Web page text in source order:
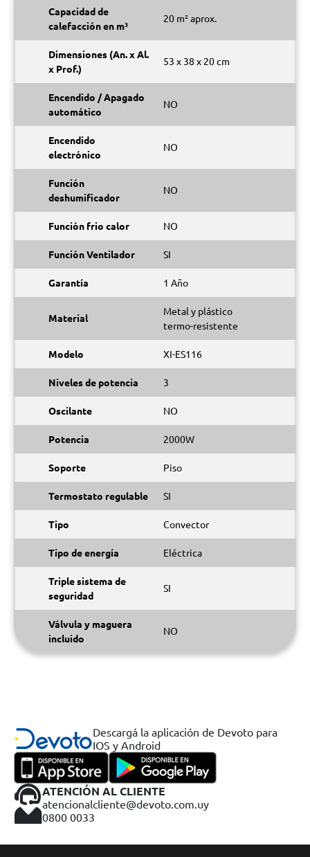
Capacidad de
calefacción en m³
20 m² aprox.
Dimensiones (An. x Al.
x Prof.)
53 x 38 x 20 cm
Encendido / Apagado
automático
NO
Encendido
electrónico
NO
Función
deshumificador
NO
Función frio calor NO
Función Ventilador SI
Garantía 1 Año
Material
Metal y plástico
termo-resistente
Modelo XI-ES116
Niveles de potencia 3
Oscilante NO
Potencia 2000W
Soporte Piso
Termostato regulable SI
Tipo Convector
Tipo de energía Eléctrica
Triple sistema de
seguridad
SI
Válvula y maguera
incluido
NO
Descargá la aplicación de Devoto para
IOS y Android
ATENCIÓN AL CLIENTE
atencionalcliente@devoto.com.uy
0800 0033